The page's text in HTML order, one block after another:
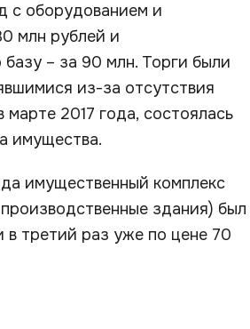
с оборудованием и
млн рублей и
– за 90 млн. Торги были
из-за отсутствия
2017 года, состоялась
имущества.
имущественный комплекс
здания) был
в третий раз уже по цене 70